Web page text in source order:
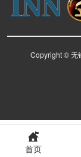
Copyright © 无
首页